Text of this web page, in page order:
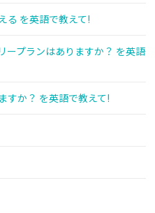
る を英語で教えて!
ープランはありますか？ を英語
すか？ を英語で教えて!